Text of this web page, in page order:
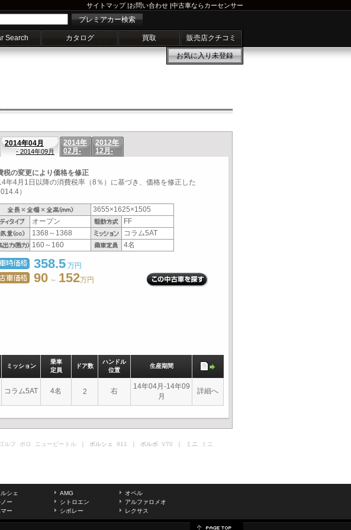
サイトマップ|お問い合わせ |中古車ならカーセンサー
プレミアカー検索
Search カタログ 買取 販売店クチコミ
お気に入り未登録
2014年04月
- 2014年09月
2014年
02月-
2012年
12月-
税の変更により価格を修正
年4月1日以降の消費税率（8％）に基づき、価格を修正した
）
3655×1625×1505
オープン
FF
1368～1368
コラム5AT
160～160
4名
358.5 万円
90 ～ 152万円
ミッション
乗車
定員
ドア数
ハンドル
位置
生産期間
コラム5AT 4名 2 右
14年04月-14年09
月
詳細へ
ルフ ポロ ニュービートル ｜ ポルシェ 911 ｜ ボルボ V70 ｜ ミニ ミニ
シェ AMG
オペル
ー シトロエン
アルファロメオ
ー シボレー レクサス